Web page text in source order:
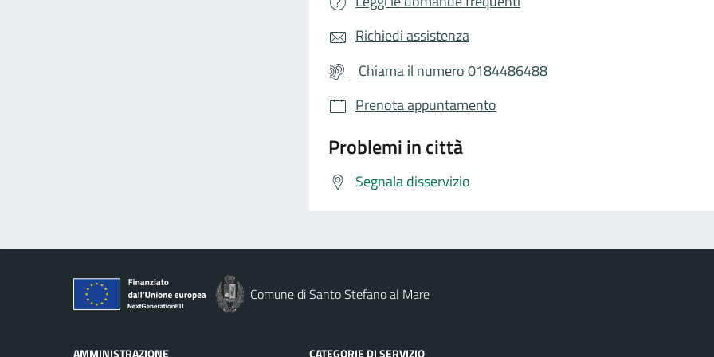
Richiedi assistenza
Chiama il numero 0184486488
Prenota appuntamento
Problemi in città
Segnala disservizio
Comune di Santo Stefano al Mare
AMMINISTRAZIONE CATEGORIE DI SERVIZIO